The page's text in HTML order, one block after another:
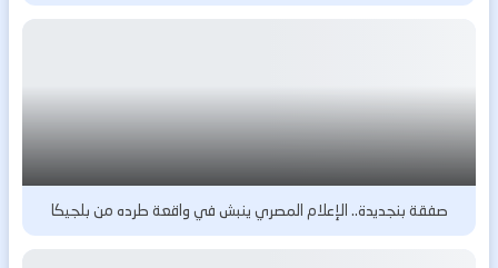
صفقة بنجديدة.. الإعلام المصري ينبش في واقعة طرده من بلجيكا